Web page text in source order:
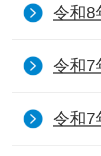
令和8
令和7
令和7